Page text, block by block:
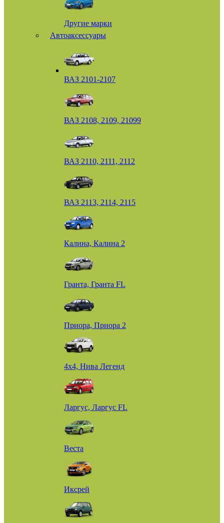
Другие марки
Автоаксессуары
ВАЗ 2101-2107
ВАЗ 2108, 2109, 21099
ВАЗ 2110, 2111, 2112
ВАЗ 2113, 2114, 2115
Калина, Калина 2
Гранта, Гранта FL
Приора, Приора 2
4х4, Нива Легенд
Ларгус, Ларгус FL
Веста
Иксрей